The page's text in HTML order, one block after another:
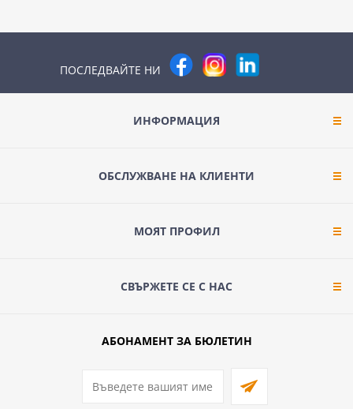
ПОСЛЕДВАЙТЕ НИ
ИНФОРМАЦИЯ
ОБСЛУЖВАНЕ НА КЛИЕНТИ
МОЯТ ПРОФИЛ
СВЪРЖЕТЕ СЕ С НАС
АБОНАМЕНТ ЗА БЮЛЕТИН